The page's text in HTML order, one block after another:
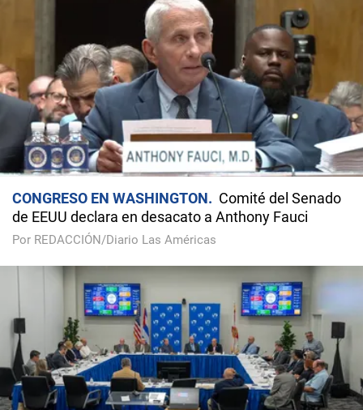
CONGRESO EN WASHINGTON
Comité del Senado
de EEUU declara en desacato a Anthony Fauci
Por REDACCIÓN/Diario Las Américas